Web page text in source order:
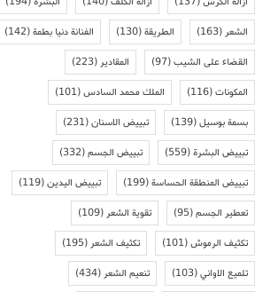
الشعر(163) الطريقة(130) الفنانة دنيا بطمة(142)
القضاء على الشيب(97) المقادير(223)
المكونات(116) الملك محمد السادس(101)
بسمة بوسيل(139) تبييض الاسنان(231)
تبييض البشرة(559) تبييض الجسم(332)
تبييض المنطقة الحساسة(199) تبييض اليدين(119)
تعطير الجسم(95) تقوية الشعر(109)
تكثيف الرموش(101) تكثيف الشعر(195)
تلميع الاواني(103) تنعيم الشعر(434)